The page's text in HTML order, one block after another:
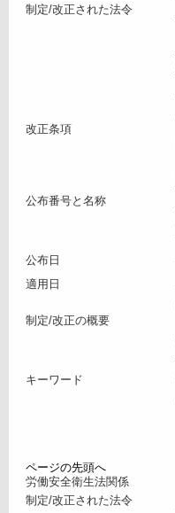
制定/改正された法令
改正条項
公布番号と名称
公布日
適用日
制定/改正の概要
キーワード
ページの先頭へ
労働安全衛生法関係
制定/改正された法令